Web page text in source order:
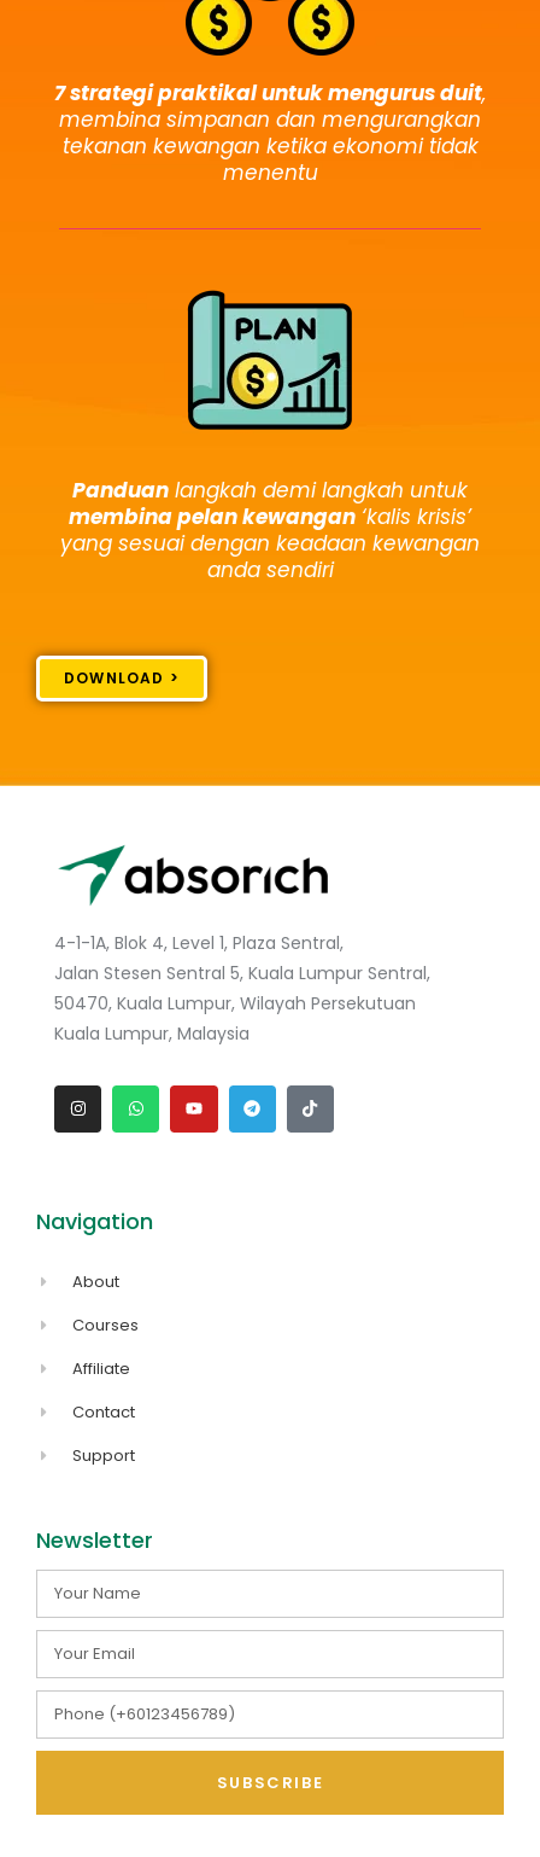
7 strategi praktikal untuk mengurus duit,
membina simpanan dan mengurangkan
tekanan kewangan ketika ekonomi tidak
menentu
Panduan langkah demi langkah untuk
membina pelan kewangan ‘kalis krisis’
yang sesuai dengan keadaan kewangan
anda sendiri
DOWNLOAD >
4-1-1A, Blok 4, Level 1, Plaza Sentral,
Jalan Stesen Sentral 5, Kuala Lumpur Sentral,
50470, Kuala Lumpur, Wilayah Persekutuan
Kuala Lumpur, Malaysia
Navigation
About
Courses
Affiliate
Contact
Support
Newsletter
SUBSCRIBE